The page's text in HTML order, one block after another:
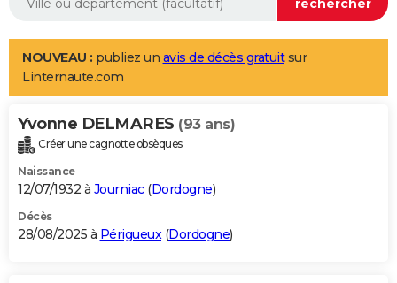
Aménagement intérieur
LIFESTYLE
Art de vivre
Bien-être
Loisirs
Mode
Modes de vie
Alimentation
Guide de la santé
Maladies
Médicaments
Sommeil
VOYAGE
Destinations
City break
Voyage nature
Voyage de noces
Forum
Climat
+PHOTO
GUIDES D'ACHAT
BONS PLANS
NOUVEAU : publiez un avis de décès gratuitsur
Linternaute.com
Yvonne DELMARES (93 ans)
Créer une cagnotte obsèques
Naissance
12/07/1932 à Journiac(Dordogne)
Décès
28/08/2025 à Périgueux(Dordogne)